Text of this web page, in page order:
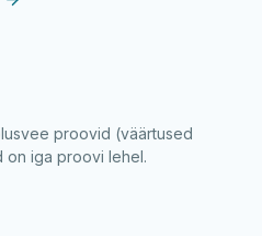
proovid (väärtused
on iga proovi lehel.